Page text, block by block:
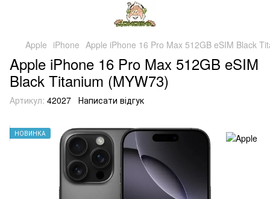
Apple iPhone Apple iPhone 16 Pro Max 512GB eSIM Black
Apple iPhone 16 Pro Max 512GB eSIM
Black Titanium (MYW73)
Артикул: 42027 Написати відгук
НОВИНКА